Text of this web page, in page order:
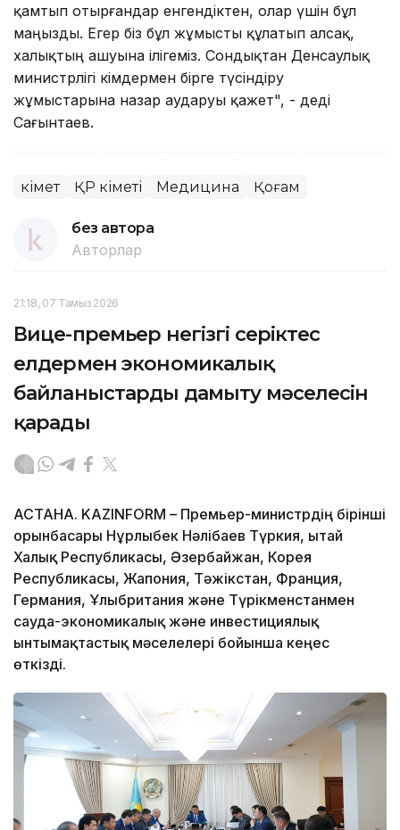
қамтып отырғандар енгендіктен, олар үшін бұл
маңызды. Егер біз бұл жұмысты құлатып алсақ,
xалықтың ашуына ілігеміз. Сондықтан Денсаулық
министрлігі әкімдермен бірге түсіндіру
жұмыстарына назар аударуы қажет", - деді
Сағынтаев.
Үкімет ҚР Үкіметі Медицина Қоғам
без автора
Авторлар
21:18, 07 Тамыз 2026
Вице-премьер негізгі серіктес
елдермен экономикалық
байланыстарды дамыту мәселесін
қарады
АСТАНА. KAZINFORM – Премьер-министрдің бірінші
орынбасары Нұрлыбек Нәлібаев Түркия, Қытай
Халық Республикасы, Әзербайжан, Корея
Республикасы, Жапония, Тәжікстан, Франция,
Германия, Ұлыбритания және Түрікменстанмен
сауда-экономикалық және инвестициялық
ынтымақтастық мәселелері бойынша кеңес
өткізді.